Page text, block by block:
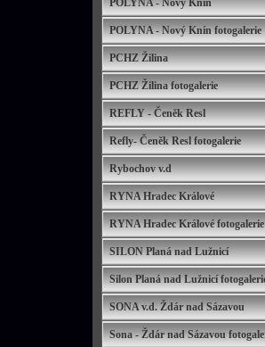
POLYNA - Nový Knín
POLYNA - Nový Knín fotogalerie
PCHZ Žilina
PCHZ Žilina fotogalerie
REFLY - Čeněk Resl
Refly- Čeněk Resl fotogalerie
Rybochov v.d
RYNA Hradec Králové
RYNA Hradec Králové fotogalerie
SILON Planá nad Lužnicí
Silon Planá nad Lužnicí
SONA v.d. Ždár nad Sázavou
Sona - Ždár nad Sázavou